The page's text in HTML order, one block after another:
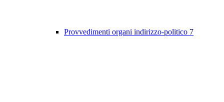
Provvedimenti organi indirizzo-politico 7